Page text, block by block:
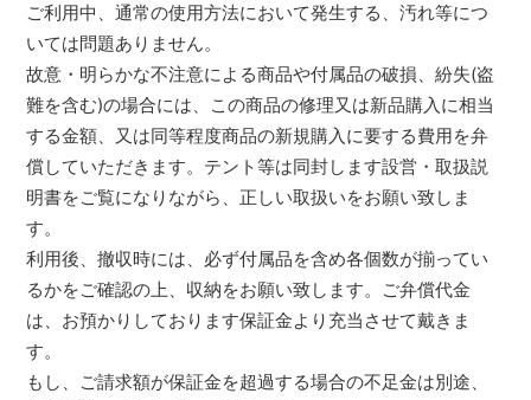
ご利用中、通常の使用方法において発生する、汚れ等につ
いては問題ありません。
故意・明らかな不注意による商品や付属品の破損、紛失(盗
難を含む)の場合には、この商品の修理又は新品購入に相当
する金額、又は同等程度商品の新規購入に要する費用を弁
償していただきます。テント等は同封します設営・取扱説
明書をご覧になりながら、正しい取扱いをお願い致しま
す。
利用後、撤収時には、必ず付属品を含め各個数が揃ってい
るかをご確認の上、収納をお願い致します。ご弁償代金
は、お預かりしております保証金より充当させて戴きま
す。
もし、ご請求額が保証金を超過する場合の不足金は別途、